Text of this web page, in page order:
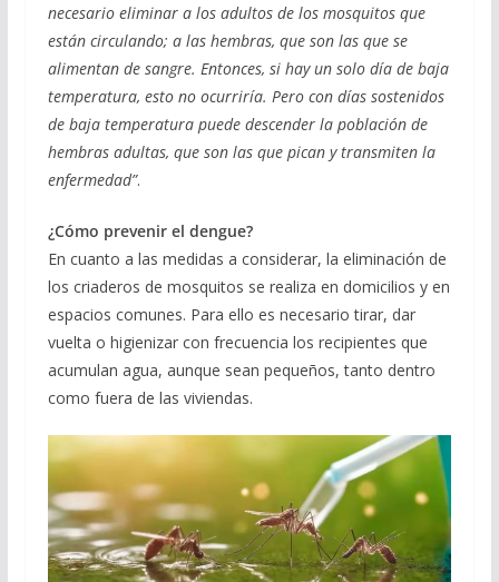
necesario eliminar a los adultos de los mosquitos que
están circulando; a las hembras, que son las que se
alimentan de sangre. Entonces, si hay un solo día de baja
temperatura, esto no ocurriría. Pero con días sostenidos
de baja temperatura puede descender la población de
hembras adultas, que son las que pican y transmiten la
enfermedad”.
¿Cómo prevenir el dengue?
En cuanto a las medidas a considerar, la eliminación de
los criaderos de mosquitos se realiza en domicilios y en
espacios comunes. Para ello es necesario tirar, dar
vuelta o higienizar con frecuencia los recipientes que
acumulan agua, aunque sean pequeños, tanto dentro
como fuera de las viviendas.